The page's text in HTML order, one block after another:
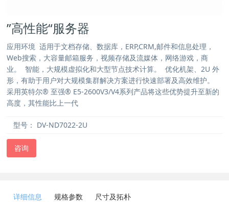
”高性能“服务器
应用环境 适用于文档存储、数据库，ERP,CRM,邮件和信息处理，
Web搜索，大容量邮箱服务，视频存储及流媒体，网络游戏，商
业。 智能，大规模虚拟化和大型节点技术计算。 优化机架、2U 外
形，有助于用户对大规模集群解决方案进行快速部署及高效维护。
采用英特尔® 至强® E5-2600V3/V4系列产品将这些优势提升至新的
高度，其性能比上一代
型号： DV-ND7022-2U
咨询
详细信息 规格参数 尺寸及拓朴